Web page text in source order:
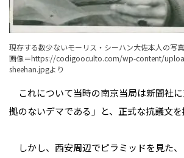
現存する数少ないモーリス・シーハン大佐本人の写真
画像＝https://codigooculto.com/wp-content/
sheehan.jpgより
これについて当時の南京当局は新聞社
拠のないデマである」と、正式な抗議文を
しかし、西安周辺でピラミッドを見た